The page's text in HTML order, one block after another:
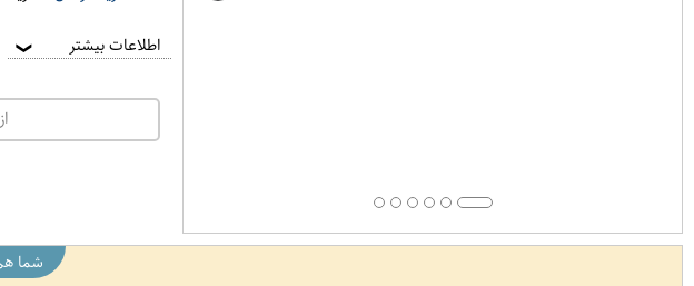
اطلاعات بیشتر ❯
شما